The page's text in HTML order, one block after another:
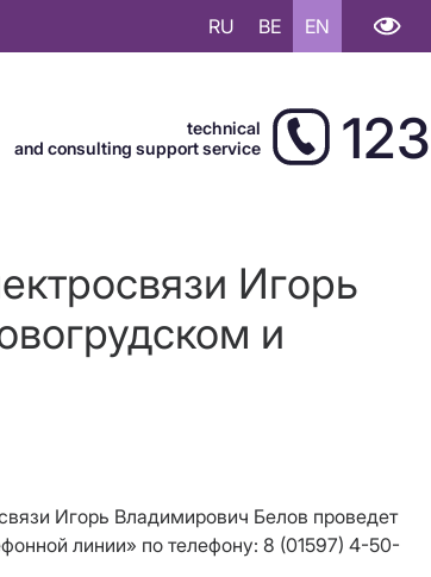
RU BE EN
technical
and consulting support service
123
Игорь
и
Игорь Владимирович Белов проведет
линии» по телефону: 8 (01597) 4-50-